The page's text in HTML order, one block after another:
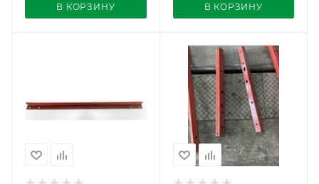
В КОРЗИНУ В КОРЗИНУ